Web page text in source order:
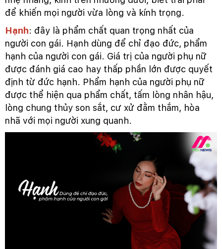
để khiến mọi người vừa lòng và kính trọng.
Hạnh: đây là phẩm chất quan trọng nhất của
người con gái. Hạnh dùng để chỉ đạo đức, phẩm
hạnh của người con gái. Giá trị của người phụ nữ
được đánh giá cao hay thấp phần lớn được quyết
định từ đức hạnh. Phẩm hạnh của người phụ nữ
được thể hiện qua phẩm chất, tấm lòng nhân hậu,
lòng chung thủy son sắt, cư xử đằm thắm, hòa
nhã với mọi người xung quanh.